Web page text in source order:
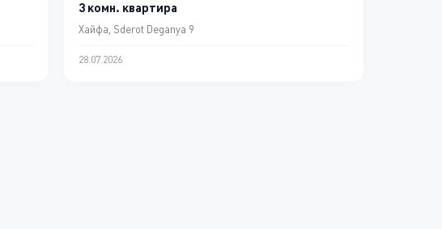
3 комн. квартира
Хайфа, Sderot Deganya 9
28.07.2026